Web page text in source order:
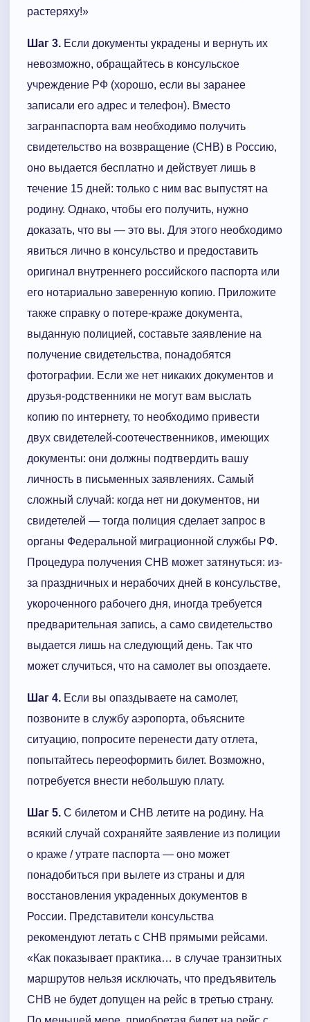
растеряху!»
Шаг 3. Если документы украдены и вернуть их
невозможно, обращайтесь в консульское
учреждение РФ (хорошо, если вы заранее
записали его адрес и телефон). Вместо
загранпаспорта вам необходимо получить
свидетельство на возвращение (СНВ) в Россию,
оно выдается бесплатно и действует лишь в
течение 15 дней: только с ним вас выпустят на
родину. Однако, чтобы его получить, нужно
доказать, что вы — это вы. Для этого необходимо
явиться лично в консульство и предоставить
оригинал внутреннего российского паспорта или
его нотариально заверенную копию. Приложите
также справку о потере-краже документа,
выданную полицией, составьте заявление на
получение свидетельства, понадобятся
фотографии. Если же нет никаких документов и
друзья-родственники не могут вам выслать
копию по интернету, то необходимо привести
двух свидетелей-соотечественников, имеющих
документы: они должны подтвердить вашу
личность в письменных заявлениях. Самый
сложный случай: когда нет ни документов, ни
свидетелей — тогда полиция сделает запрос в
органы Федеральной миграционной службы РФ.
Процедура получения СНВ может затянуться: из-
за праздничных и нерабочих дней в консульстве,
укороченного рабочего дня, иногда требуется
предварительная запись, а само свидетельство
выдается лишь на следующий день. Так что
может случиться, что на самолет вы опоздаете.
Шаг 4. Если вы опаздываете на самолет,
позвоните в службу аэропорта, объясните
ситуацию, попросите перенести дату отлета,
попытайтесь переоформить билет. Возможно,
потребуется внести небольшую плату.
Шаг 5. С билетом и СНВ летите на родину. На
всякий случай сохраняйте заявление из полиции
о краже / утрате паспорта — оно может
понадобиться при вылете из страны и для
восстановления украденных документов в
России. Представители консульства
рекомендуют летать с СНВ прямыми рейсами.
«Как показывает практика… в случае транзитных
маршрутов нельзя исключать, что предъявитель
СНВ не будет допущен на рейс в третью страну.